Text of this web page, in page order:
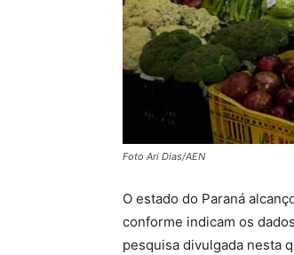
Foto Ari Dias/AEN
O estado do Paraná
conforme indicam os
pesquisa divulgada nesta